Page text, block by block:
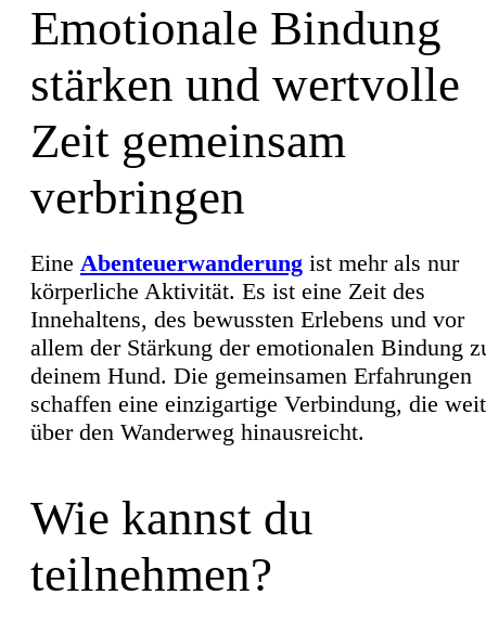
Emotionale Bindung
stärken und wertvolle
Zeit gemeinsam
verbringen
Eine Abenteuerwanderung ist mehr als nur
körperliche Aktivität. Es ist eine Zeit des
Innehaltens, des bewussten Erlebens und vor
allem der Stärkung der emotionalen Bindung
deinem Hund. Die gemeinsamen Erfahrungen
schaffen eine einzigartige Verbindung, die weit
über den Wanderweg hinausreicht.
Wie kannst du
teilnehmen?